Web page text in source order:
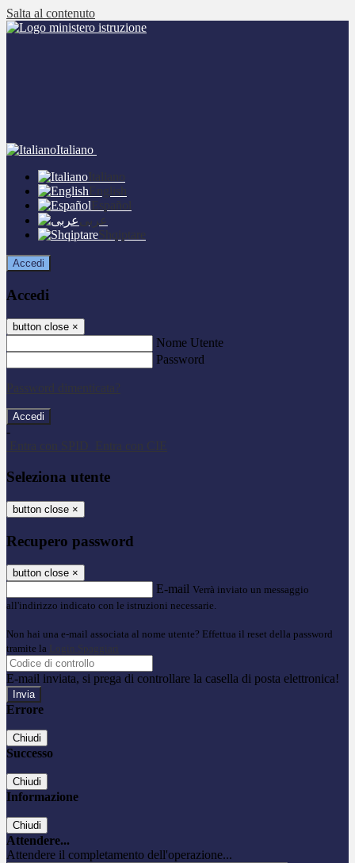
Salta al contenuto
Italiano
Italiano
English
Español
عربى
Shqiptare
Accedi
Accedi
button close ×
Nome Utente
Password
Password dimenticata?
-
Entra con SPID
Entra con CIE
Seleziona utente
button close ×
Recupero password
button close ×
E-mail Verrà inviato un messaggio
all'indirizzo indicato con le istruzioni necessarie.
Non hai una e-mail associata al nome utente? Effettua il reset della password
tramite la Login Spaggiari
E-mail inviata, si prega di controllare la casella di posta elettronica!
Errore
Chiudi
Successo
Chiudi
Informazione
Chiudi
Attendere...
Attendere il completamento dell'operazione...